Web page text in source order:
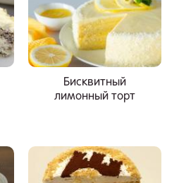
Бисквитный
лимонный торт